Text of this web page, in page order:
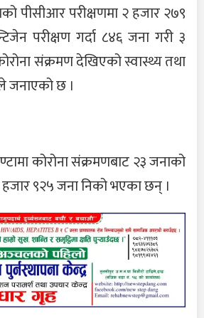
पीसीआर परीक्षणमा २ हजार २७९
परीक्षण गर्दा ८४६ जना गरी ३
संक्रमण देखिएको स्वास्थ्य तथा
जनाएको छ ।
कोरोना संक्रमणबाट २३ जनाको
९२५ जना निको भएका छन् ।